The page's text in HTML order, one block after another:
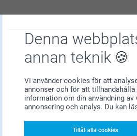
Denna
annan teknik
Vi använder cookies för att
annonser och för att
information om din användning
annonsering och analys. Du kan
Tillåt alla cookies
vi hoppas att du